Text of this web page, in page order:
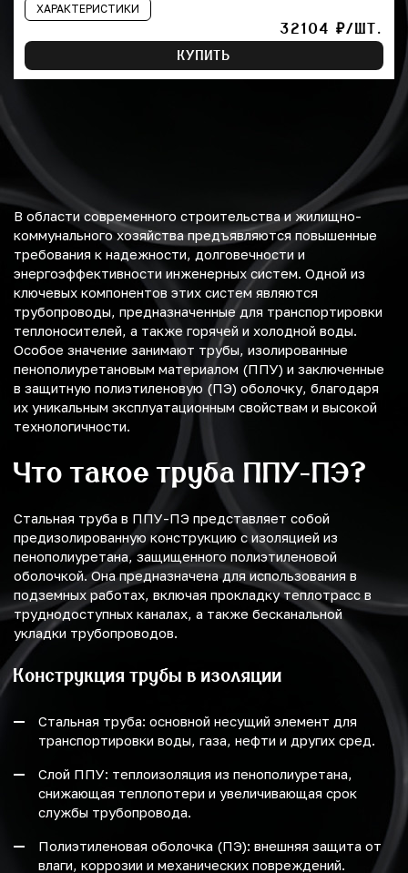
ХАРАКТЕРИСТИКИ
32104 ₽/ШТ.
КУПИТЬ
В области современного строительства и жилищно-
коммунального хозяйства предъявляются повышенные
требования к надежности, долговечности и
энергоэффективности инженерных систем. Одной из
ключевых компонентов этих систем являются
трубопроводы, предназначенные для транспортировки
теплоносителей, а также горячей и холодной воды.
Особое значение занимают трубы, изолированные
пенополиуретановым материалом (ППУ) и заключенные
в защитную полиэтиленовую (ПЭ) оболочку, благодаря
их уникальным эксплуатационным свойствам и высокой
технологичности.
Что такое труба ППУ-ПЭ?
Стальная труба в ППУ-ПЭ представляет собой
предизолированную конструкцию с изоляцией из
пенополиуретана, защищенного полиэтиленовой
оболочкой. Она предназначена для использования в
подземных работах, включая прокладку теплотрасс в
труднодоступных каналах, а также бесканальной
укладки трубопроводов.
Конструкция трубы в изоляции
Стальная труба: основной несущий элемент для
транспортировки воды, газа, нефти и других сред.
Слой ППУ: теплоизоляция из пенополиуретана,
снижающая теплопотери и увеличивающая срок
службы трубопровода.
Полиэтиленовая оболочка (ПЭ): внешняя защита от
влаги, коррозии и механических повреждений.